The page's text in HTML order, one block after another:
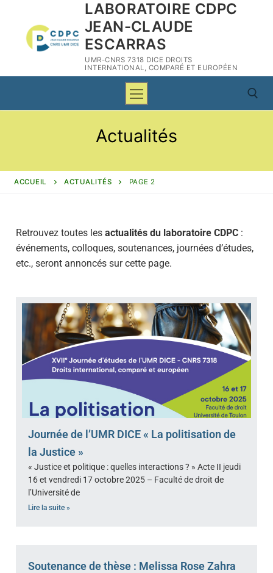
LABORATOIRE CDPC
JEAN-CLAUDE
ESCARRAS
UMR-CNRS 7318 DICE DROITS
INTERNATIONAL, COMPARÉ ET EUROPÉEN
CDPC
Bibliothèque
Revues
Cahiers du CDPC
La Lettre d’Italie
Publications
Thèses en cours
HDR soutenues
Masters
Actualités
ACCUEIL ACTUALITÉS PAGE 2
Retrouvez toutes les actualités du laboratoire CDPC :
événements, colloques, soutenances, journées d’études,
etc., seront annoncés sur cette page.
Journée de l’UMR DICE « La politisation de
la Justice »
« Justice et politique : quelles interactions ? » Acte II jeudi
16 et vendredi 17 octobre 2025 – Faculté de droit de
l’Université de
Lire la suite »
Soutenance de thèse : Melissa Rose Zahra